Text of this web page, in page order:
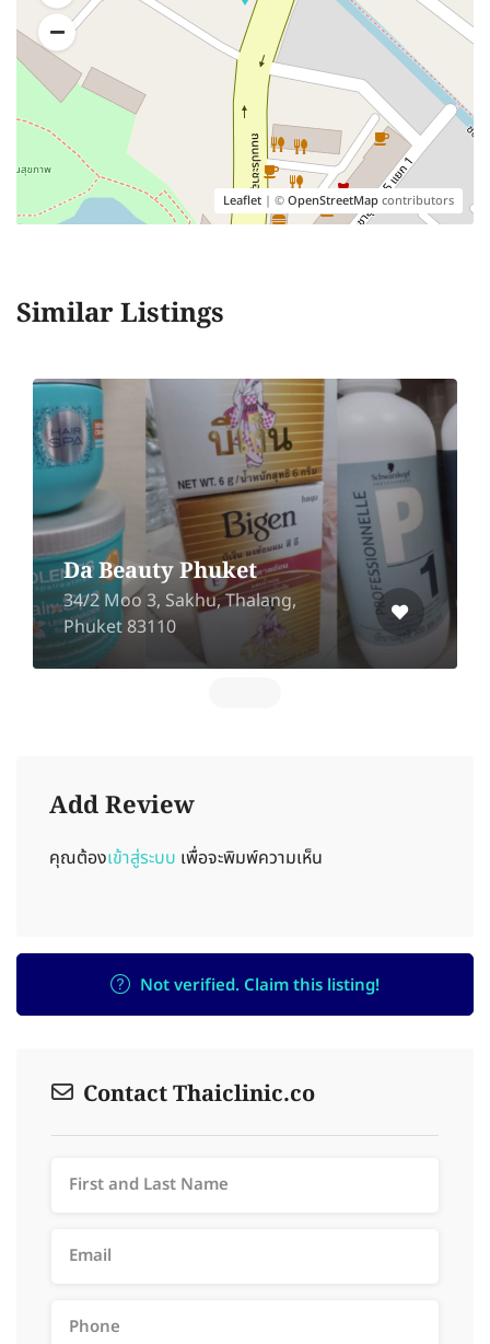
Leaflet | ©OpenStreetMapcontributors
Similar Listings
Da Beauty Phuket
34/2 Moo 3, Sakhu, Thalang,
Phuket 83110
Add Review
คุณต้องเข้าสู่ระบบ เพื่อจะพิมพ์ความเห็น
Not verified. Claim this listing!
Contact Thaiclinic.co